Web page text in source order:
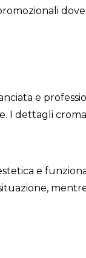
dove
e
I dettagli
e